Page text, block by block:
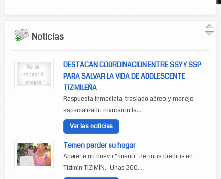
Noticias
DESTACAN COORDINACION ENTRE SSY Y SSP
PARA SALVAR LA VIDA DE ADOLESCENTE
TIZIMILEÑA
Respuesta inmediata, traslado aéreo y manejo
especializado marcaron la...
Ver las noticias
Temen perder su hogar
Aparece un nuevo "dueño" de unos predios en
Tizimín TIZIMÍN.- Unas 200...